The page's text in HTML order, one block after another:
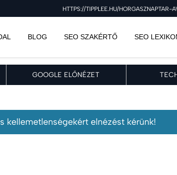
HTTPS://TIPPLEE.HU/
BLOG SEO SZAKÉRTŐ SEO
GOOGLE ELŐNÉZET
kellemetlenségekért elnézést kérünk!